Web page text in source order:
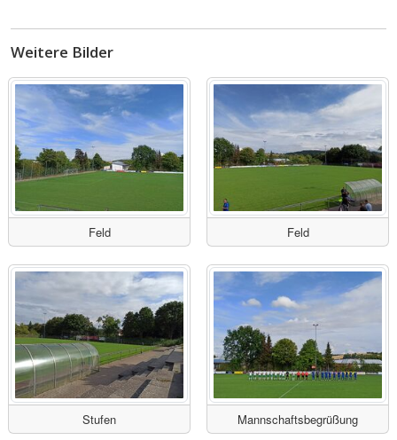
Weitere Bilder
Feld Feld
Stufen Mannschaftsbegrüßung